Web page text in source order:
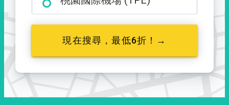
現在搜尋，最低6折！→